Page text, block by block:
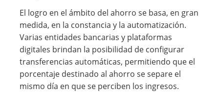
El logro en el ámbito del ahorro se basa, en gran
medida, en la constancia y la automatización.
Varias entidades bancarias y plataformas
digitales brindan la posibilidad de configurar
transferencias automáticas, permitiendo que el
porcentaje destinado al ahorro se separe el
mismo día en que se perciben los ingresos.